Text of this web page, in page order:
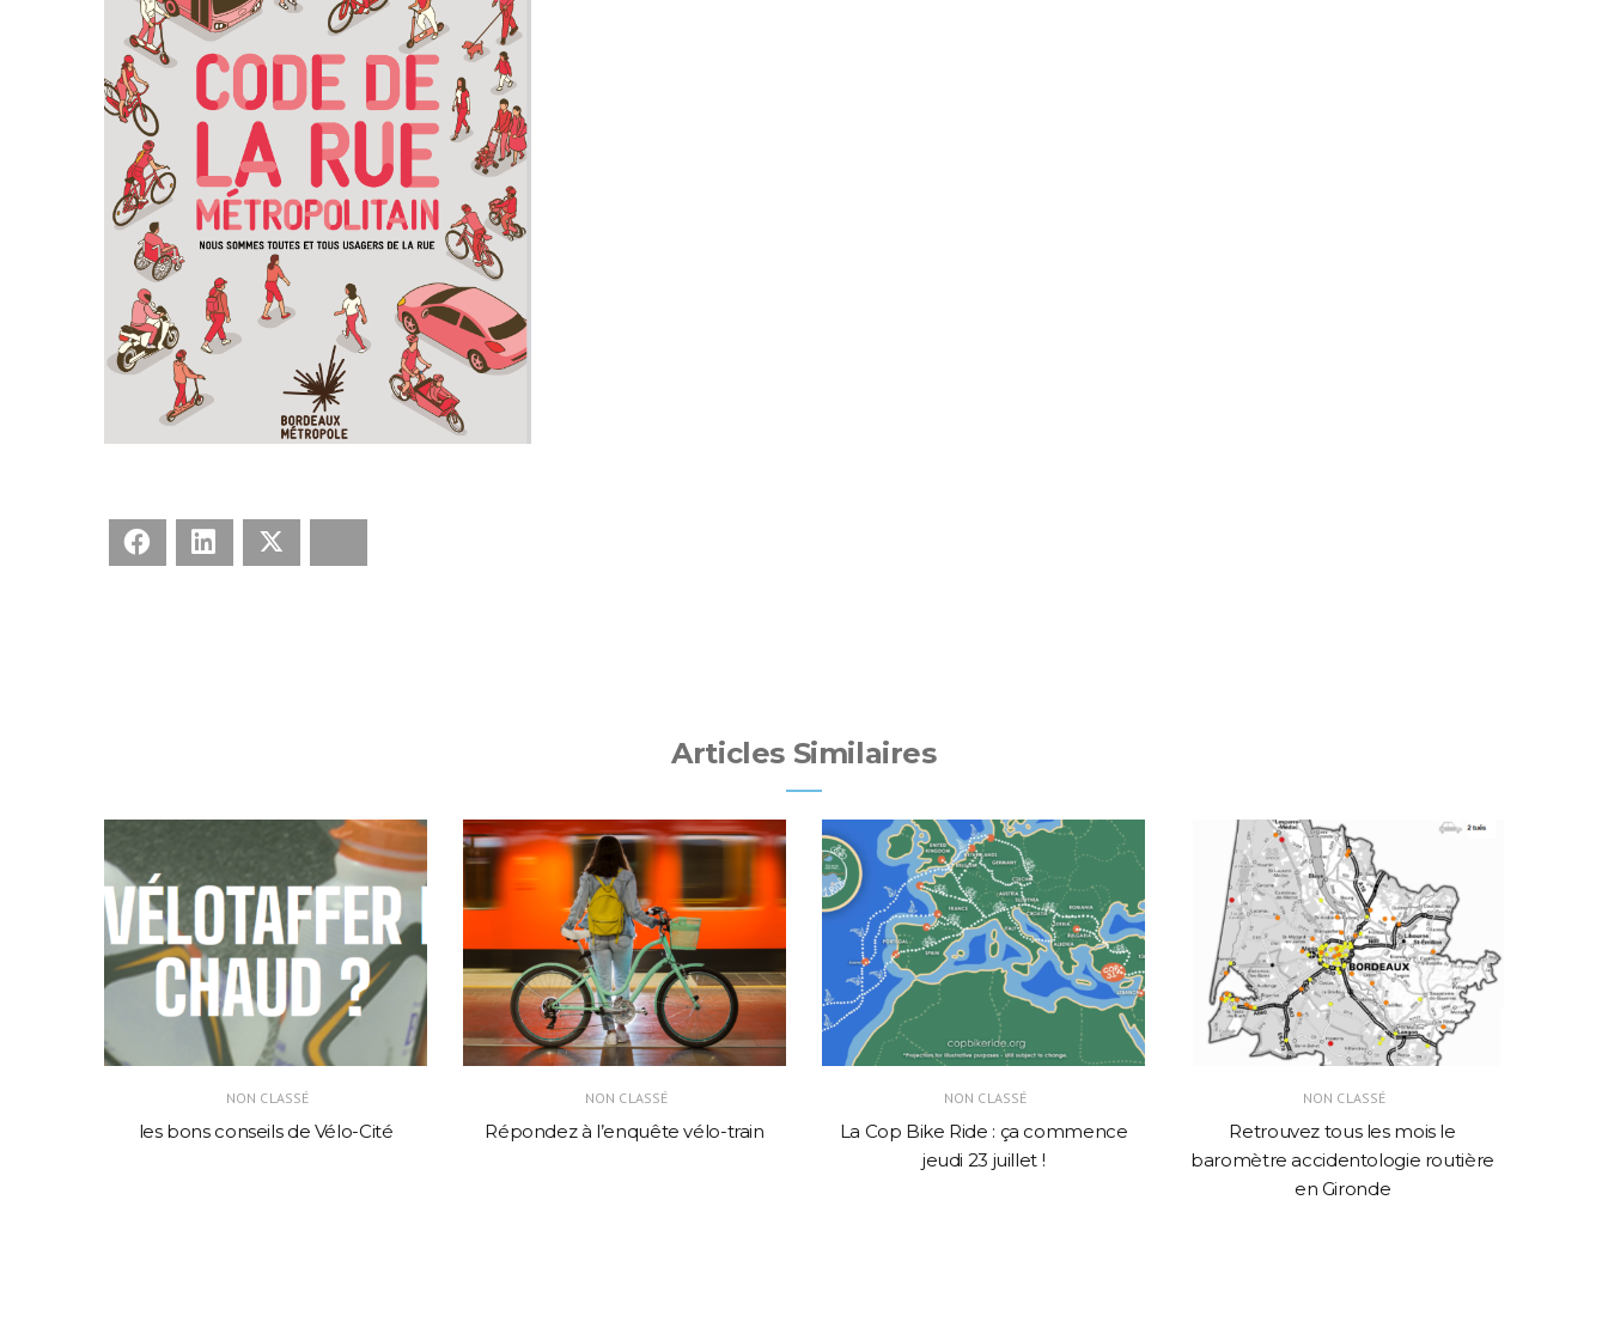
Facebook LinkedIn
Articles Similaires
NON CLASSÉ
les bons conseils de Vélo-Cité
NON CLASSÉ
Répondez à l’enquête vélo-train
NON CLASSÉ
La Cop Bike Ride : ça commence
jeudi 23 juillet !
NON CLASSÉ
Retrouvez tous les mois le
baromètre accidentologie routière
en Gironde